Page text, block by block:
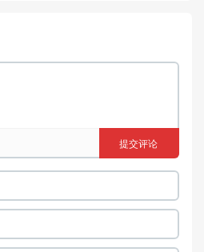
提交评论